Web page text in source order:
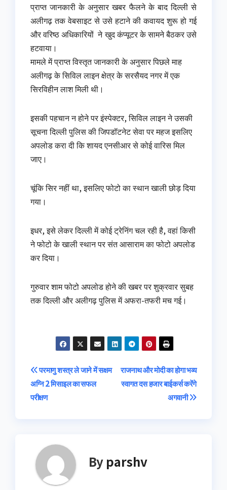
प्राप्त जानकारी के अनुसार खबर फैलने के बाद दिल्ली से
अलीगढ़ तक वेबसाइट से उसे हटाने की कवायद शुरू हो गई
और वरिष्ठ अधिकारियों ने खुद कंप्यूटर के सामने बैठकर उसे
हटवाया।
मामले में प्राप्त विस्तृत जानकारी के अनुसार पिछले माह
अलीगढ़ के सिविल लाइन क्षेत्र के सरसैयद नगर में एक
सिरविहीन लाश मिली थी।
इसकी पहचान न होने पर इंस्पेक्टर, सिविल लाइन ने उसकी
सूचना दिल्ली पुलिस की जिपडॉटनेट सेवा पर महज इसलिए
अपलोड करा दी कि शायद एनसीआर से कोई वारिस मिल
जाए।
चूंकि सिर नहीं था, इसलिए फोटो का स्थान खाली छोड़ दिया
गया।
इधर, इसे लेकर दिल्ली में कोई ट्रेनिंग चल रही है, वहां किसी
ने फोटो के खाली स्थान पर संत आसाराम का फोटो अपलोड
कर दिया।
गुरुवार शाम फोटो अपलोड होने की खबर पर शुक्रवार सुबह
तक दिल्ली और अलीगढ़ पुलिस में अफरा-तफरी मच गई।
Post
navigation
राजनाथ और मोदी का होगा भव्य
स्वागत दस हजार बाईकर्स करेंगे
अगवानी
परमाणु शस्त्र ले जाने में सक्षम
अग्नि 2 मिसाइल का सफल
परीक्षण
By parshv